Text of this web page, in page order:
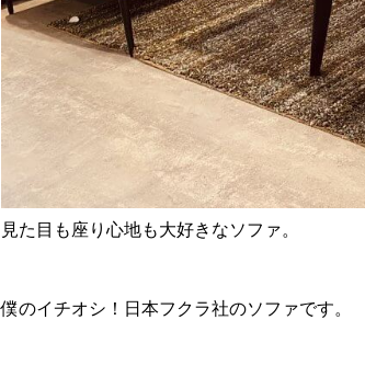
見た目も座り心地も大好きなソファ。
僕のイチオシ！日本フクラ社のソファです。